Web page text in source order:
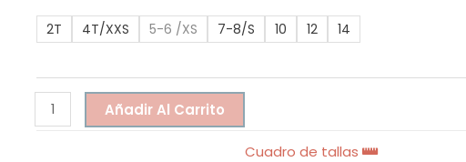
2T 4T/XXS 5-6 /XS 7-8/S 10 12 14
Añadir Al Carrito
Cuadro de tallas